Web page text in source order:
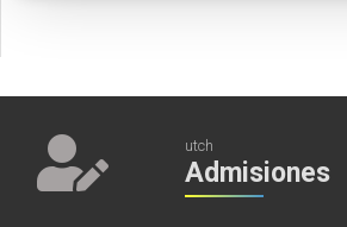
utch
Admisiones